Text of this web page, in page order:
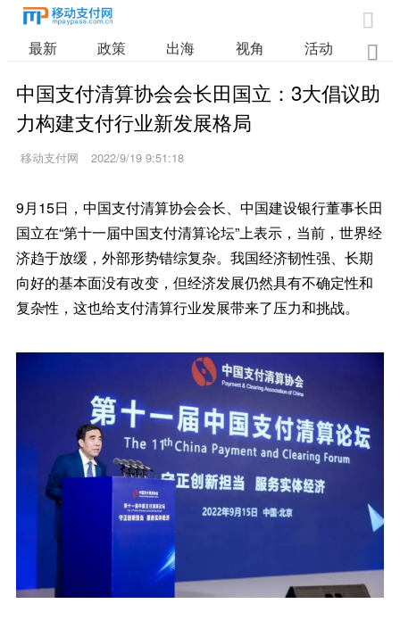

最新 政策 出海 视角 活动 业

中国支付清算协会会长田国立：3大倡议助
力构建支付行业新发展格局
移动支付网 2022/9/19 9:51:18
9月15日，中国支付清算协会会长、中国建设银行董事长田
国立在“第十一届中国支付清算论坛”上表示，当前，世界经
济趋于放缓，外部形势错综复杂。我国经济韧性强、长期
向好的基本面没有改变，但经济发展仍然具有不确定性和
复杂性，这也给支付清算行业发展带来了压力和挑战。